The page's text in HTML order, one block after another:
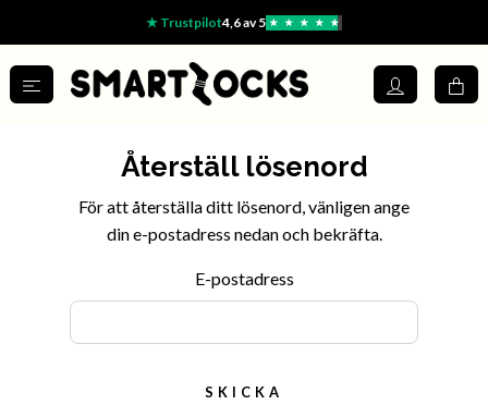
★ Trustpilot4,6 av 5 ★ ★ ★ ★ ★
Återställ lösenord
För att återställa ditt lösenord, vänligen ange
din e-postadress nedan och bekräfta.
E-postadress